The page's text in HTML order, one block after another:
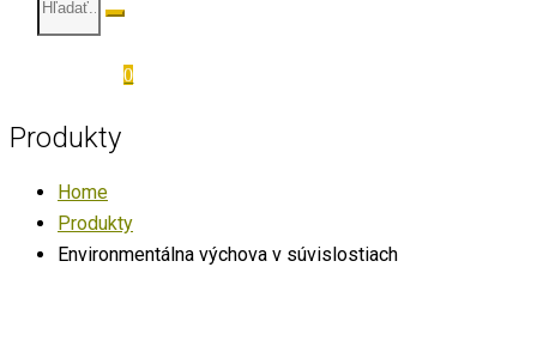
0
Produkty
Home
Produkty
Environmentálna výchova v súvislostiach